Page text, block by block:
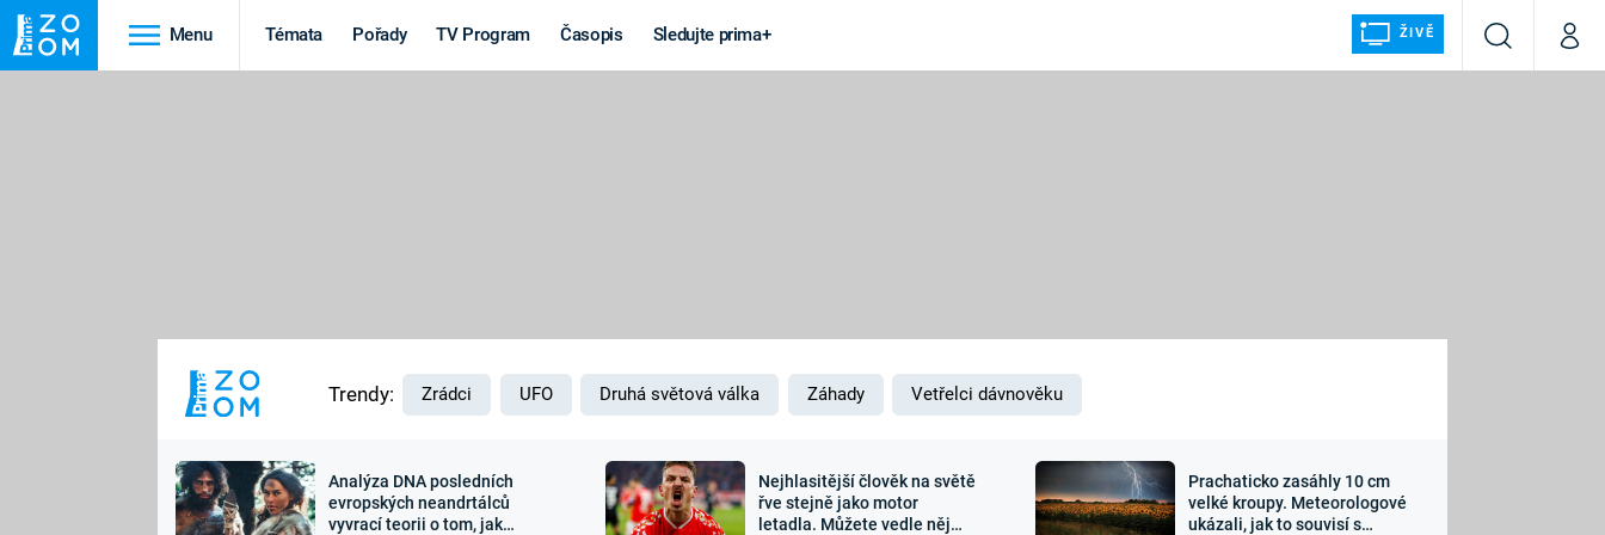
Menu Témata Pořady TV Program Časopis Sledujte prima+ ŽIVĚ
VyhledáváníMůj
MARS
Výročí
Záhady a
Zajímavosti Sledujte nás
Trendy: Zrádci UFO Druhá světová válka Záhady Vetřelci dávnověku
Analýza DNA posledních
evropských neandrtálců
vyvrací teorii o tom, jak
Nejhlasitější člověk na světě
řve stejně jako motor
letadla. Můžete vedle něj
Prachaticko zasáhly 10 cm
velké kroupy. Meteorologové
ukázali, jak to souvisí s